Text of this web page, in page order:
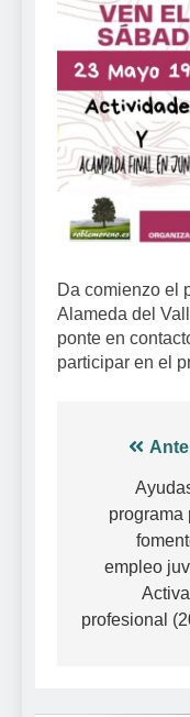
Da comienzo el
Alameda del
ponte en
participar en el
entradas
programa
empleo
profesional